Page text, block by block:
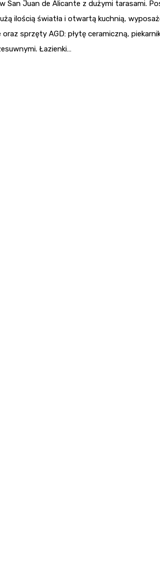
San Juan de Alicante z dużymi tarasami.
ilością światła i otwartą kuchnią,
sprzęty AGD: płytę ceramiczną,
Łazienki…